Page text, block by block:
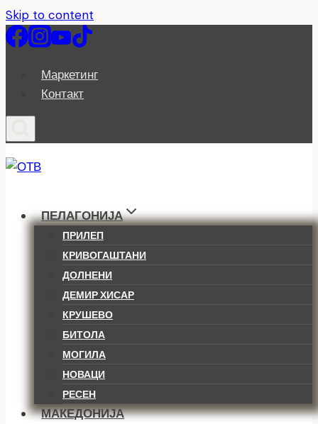
Skip to content
Маркетинг
Контакт
ПЕЛАГОНИЈА
ПРИЛЕП
КРИВОГАШТАНИ
ДОЛНЕНИ
ДЕМИР ХИСАР
КРУШЕВО
БИТОЛА
МОГИЛА
НОВАЦИ
РЕСЕН
МАКЕДОНИЈА